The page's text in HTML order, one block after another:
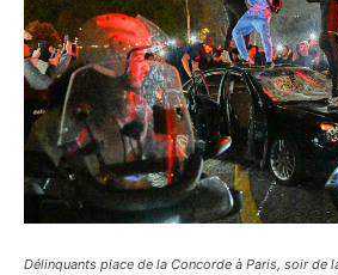
Délinquants place de la Concorde à Paris, soir de